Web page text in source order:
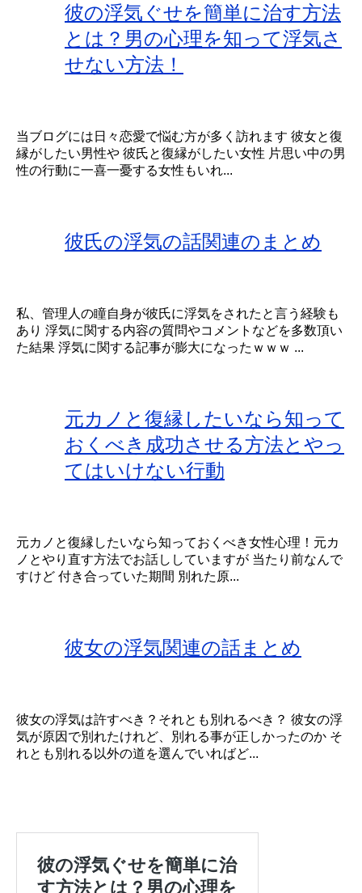
彼の浮気ぐせを簡単に治す方法
とは？男の心理を知って浮気さ
せない方法！
当ブログには日々恋愛で悩む方が多く訪れます 彼女と復
縁がしたい男性や 彼氏と復縁がしたい女性 片思い中の男
性の行動に一喜一憂する女性もいれ...
彼氏の浮気の話関連のまとめ
私、管理人の瞳自身が彼氏に浮気をされたと言う経験も
あり 浮気に関する内容の質問やコメントなどを多数頂い
た結果 浮気に関する記事が膨大になったｗｗｗ ...
元カノと復縁したいなら知って
おくべき成功させる方法とやっ
てはいけない行動
元カノと復縁したいなら知っておくべき女性心理！元カ
ノとやり直す方法でお話ししていますが 当たり前なんで
すけど 付き合っていた期間 別れた原...
彼女の浮気関連の話まとめ
彼女の浮気は許すべき？それとも別れるべき？ 彼女の浮
気が原因で別れたけれど、別れる事が正しかったのか そ
れとも別れる以外の道を選んでいればど...